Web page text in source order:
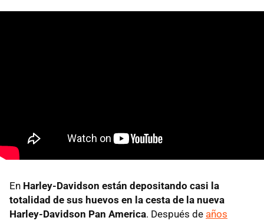
En Harley-Davidson están depositando casi la
totalidad de sus huevos en la cesta de la nueva
Harley-Davidson Pan America. Después de años